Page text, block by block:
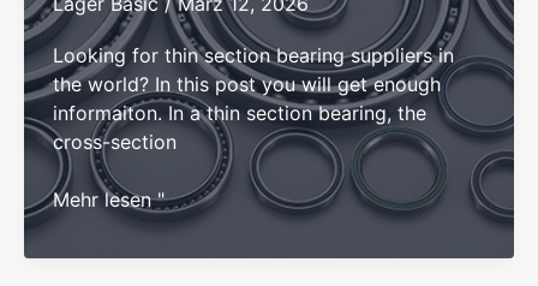
Looking for thin section bearing suppliers in
the world? In this post you will get enough
informaiton. In a thin section bearing, the
cross-section
Top
Dünnringlager-
Mehr lesen "